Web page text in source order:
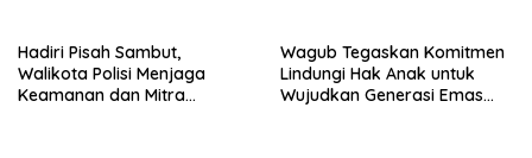
Hadiri Pisah Sambut,
Walikota Polisi Menjaga
Keamanan dan Mitra
Wagub Tegaskan Komitmen
Lindungi Hak Anak untuk
Wujudkan Generasi Emas